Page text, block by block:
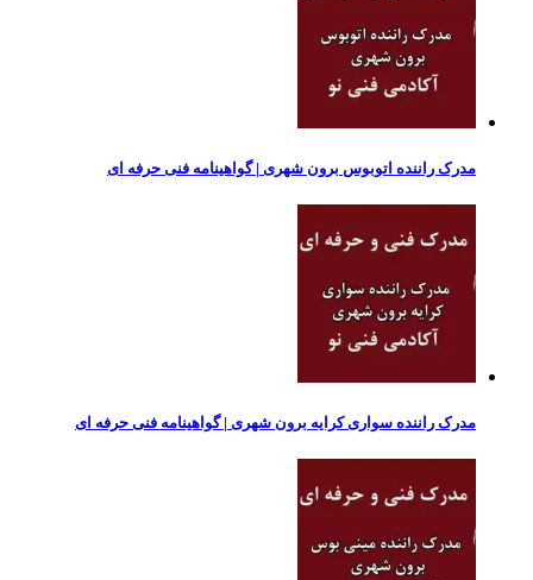
مدرک راننده اتوبوس برون شهری | گواهینامه فنی حرفه ای
مدرک راننده سواری کرایه برون شهری | گواهینامه فنی حرفه ای